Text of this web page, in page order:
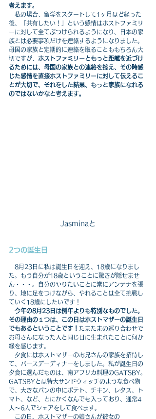
考えます。
私の場合、留学をスタートして1ヶ月ほど経った
後、「共有したい！」という感情はホストファミリ
ーに対して全てぶつけられるようになり、日本の家
族とは必要事項だけを連絡するようになりました。
母国の家族と定期的に連絡を取ることももちろん大
切ですが、 ホストファミリーともっと距離を近づけ
るためには、母国の家族との連絡を控え、その時感
じた感情を直接ホストファミリーに対して伝えるこ
とが大切で、それをした結果、もっと家族になれる
のではないかなと考えます。
Jasminaと
2つの誕生日
8月23日に私は誕生日を迎え、18歳になりまし
た。もう自分が18歳ということに驚きが隠せませ
ん・・・。自分のやりたいことに常にアンテナを張
り、地に足をつけながら、やれることは全て挑戦し
ていく18歳にしたいです！
今年の8月23日は例年よりも特別なものでした。
その理由の１つは、この日はホストマザーの誕生日
でもあるということです！ たまたまの巡り合わせで
お母さんになった人と同じ日に生まれたことに何か
縁を感じます。
夕食にはホストマザーのお兄さんの家族を招待し
て、バースデーディナーをしました。私が誕生日の
夕食に選んだものは、南アフリカ料理のGATSBY。
GATSBYとは特大サンドウィッチのような食べ物
で、大きなパンの中にポテト、チキン、レタス、ト
マト、など、とにかくなんでも入っており、通常4
人〜6人でシェアをして食べます。
この日、ホストマザーの娘さんが彼女の